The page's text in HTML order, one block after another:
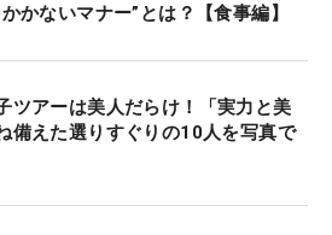
かないマナー”とは？【食事編】
ツアーは美人だらけ！「実力と美
備えた選りすぐりの10人を写真で